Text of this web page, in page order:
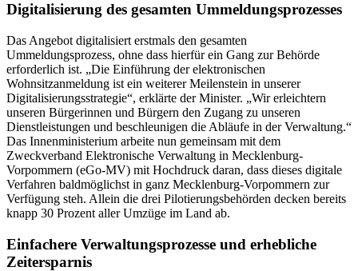
Digitalisierung des gesamten Ummeldungsprozesses
Das Angebot digitalisiert erstmals den gesamten
Ummeldungsprozess, ohne dass hierfür ein Gang zur Behörde
erforderlich ist. „Die Einführung der elektronischen
Wohnsitzanmeldung ist ein weiterer Meilenstein in unserer
Digitalisierungsstrategie“, erklärte der Minister. „Wir erleichtern
unseren Bürgerinnen und Bürgern den Zugang zu unseren
Dienstleistungen und beschleunigen die Abläufe in der Verwaltung.“
Das Innenministerium arbeite nun gemeinsam mit dem
Zweckverband Elektronische Verwaltung in Mecklenburg-
Vorpommern (eGo-MV) mit Hochdruck daran, dass dieses digitale
Verfahren baldmöglichst in ganz Mecklenburg-Vorpommern zur
Verfügung steh. Allein die drei Pilotierungsbehörden decken bereits
knapp 30 Prozent aller Umzüge im Land ab.
Einfachere Verwaltungsprozesse und erhebliche
Zeitersparnis